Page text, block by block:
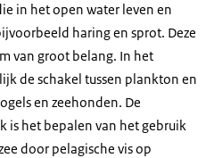
in het open water leven en
haring en sprot. Deze
van groot belang. In het
de schakel tussen plankton en
en zeehonden. De
is het bepalen van het gebruik
door pelagische vis op